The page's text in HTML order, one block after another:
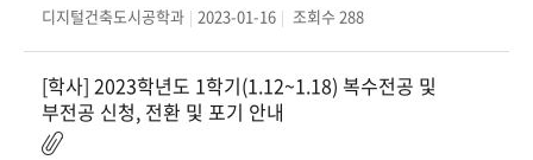
디지털건축도시공학과 2023-01-16 조회수 288
[학사] 2023학년도 1학기(1.12~1.18) 복수전공 및
부전공 신청, 전환 및 포기 안내